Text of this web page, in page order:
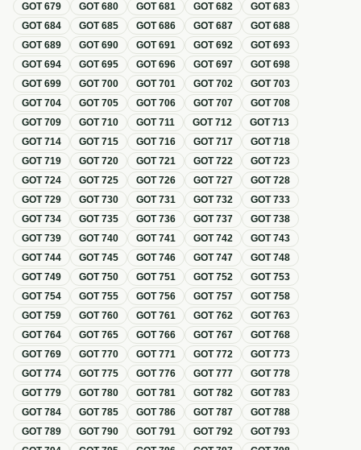
GOT679 GOT680 GOT681 GOT682 GOT683
GOT684 GOT685 GOT686 GOT687 GOT688
GOT689 GOT690 GOT691 GOT692 GOT693
GOT694 GOT695 GOT696 GOT697 GOT698
GOT699 GOT700 GOT701 GOT702 GOT703
GOT704 GOT705 GOT706 GOT707 GOT708
GOT709 GOT710 GOT711 GOT712 GOT713
GOT714 GOT715 GOT716 GOT717 GOT718
GOT719 GOT720 GOT721 GOT722 GOT723
GOT724 GOT725 GOT726 GOT727 GOT728
GOT729 GOT730 GOT731 GOT732 GOT733
GOT734 GOT735 GOT736 GOT737 GOT738
GOT739 GOT740 GOT741 GOT742 GOT743
GOT744 GOT745 GOT746 GOT747 GOT748
GOT749 GOT750 GOT751 GOT752 GOT753
GOT754 GOT755 GOT756 GOT757 GOT758
GOT759 GOT760 GOT761 GOT762 GOT763
GOT764 GOT765 GOT766 GOT767 GOT768
GOT769 GOT770 GOT771 GOT772 GOT773
GOT774 GOT775 GOT776 GOT777 GOT778
GOT779 GOT780 GOT781 GOT782 GOT783
GOT784 GOT785 GOT786 GOT787 GOT788
GOT789 GOT790 GOT791 GOT792 GOT793